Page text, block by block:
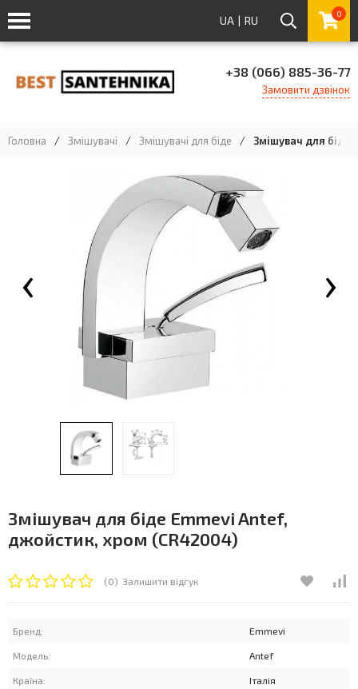
UA | RU 0
+38 (066) 885-36-77
Замовити дзвінок
Головна / Змішувачі / Змішувачі для біде / Змішувач для біде
‹ ›
Змішувач для біде Emmevi Antef,
джойстик, хром (CR42004)
(0) Залишити відгук
Бренд: Emmevi
Модель: Antef
Країна: Італія